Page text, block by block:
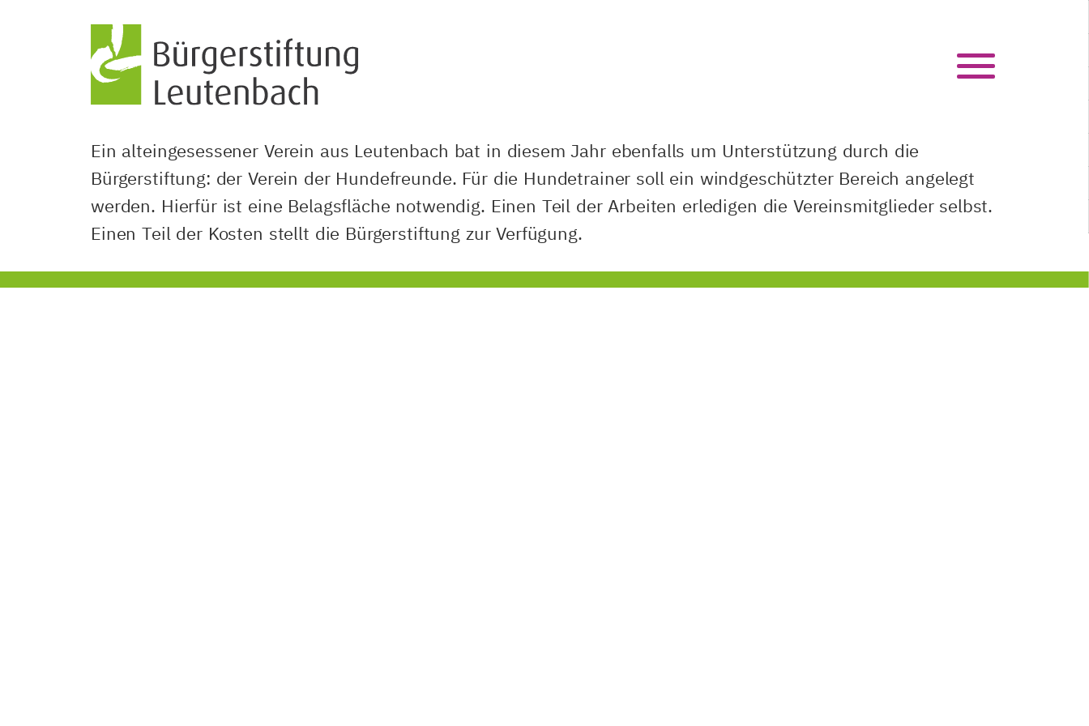
Ein alteingesessener Verein aus Leutenbach bat in diesem Jahr ebenfalls um Unterstützung durch die
Bürgerstiftung: der Verein der Hundefreunde. Für die Hundetrainer soll ein windgeschützter Bereich angelegt
werden. Hierfür ist eine Belagsfläche notwendig. Einen Teil der Arbeiten erledigen die Vereinsmitglieder selbst.
Einen Teil der Kosten stellt die Bürgerstiftung zur Verfügung.